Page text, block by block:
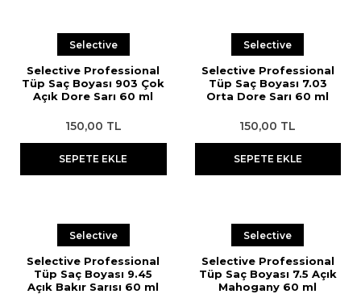
Selective
Selective Professional
Tüp Saç Boyası 903 Çok
Açık Dore Sarı 60 ml
150,00 TL
SEPETE EKLE
Selective
Selective Professional
Tüp Saç Boyası 7.03
Orta Dore Sarı 60 ml
150,00 TL
SEPETE EKLE
Selective
Selective Professional
Tüp Saç Boyası 9.45
Açık Bakır Sarısı 60 ml
Selective
Selective Professional
Tüp Saç Boyası 7.5 Açık
Mahogany 60 ml
Pamuk